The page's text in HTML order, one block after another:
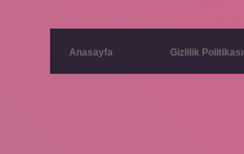
Anasayfa Gizlilik Politikası